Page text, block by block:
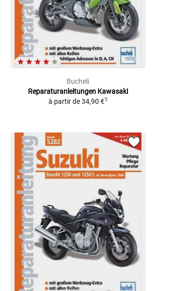
Bucheli
Reparaturanleitungen Kawasaki
à partir de34,90 €1